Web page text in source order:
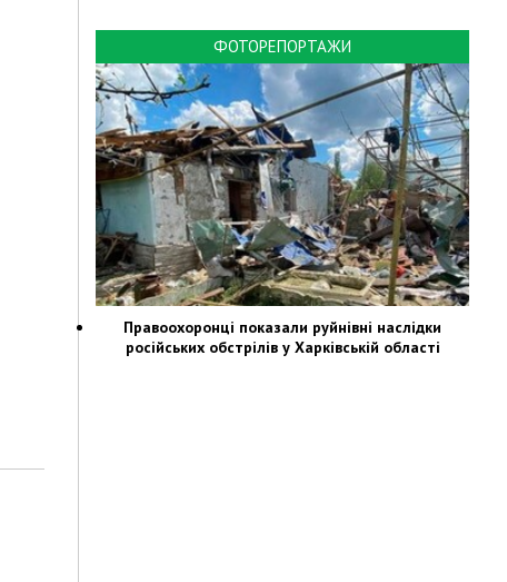
ФОТОРЕПОРТАЖИ
Правоохоронці показали руйнівні наслідки
російських обстрілів у Харківській області